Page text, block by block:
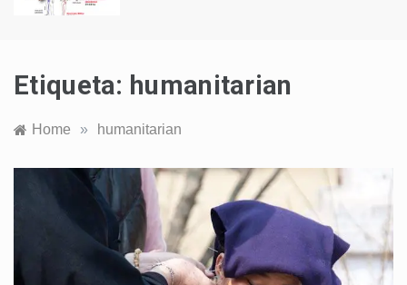
Etiqueta: humanitarian
Home » humanitarian